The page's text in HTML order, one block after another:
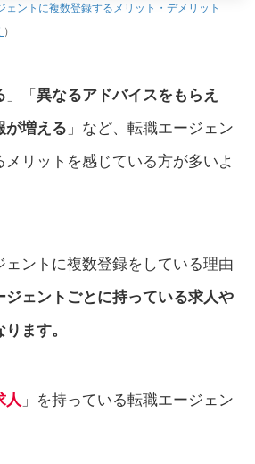
ェントに複数登録するメリット・デメリット
）
」「 異なるアドバイスをもらえ
が増える 」など、転職エージェン
メリットを感じている方が多いよ
ェントに複数登録をしている理由
ジェントごとに持っている求人や
ます。
人 」を持っている転職エージェン